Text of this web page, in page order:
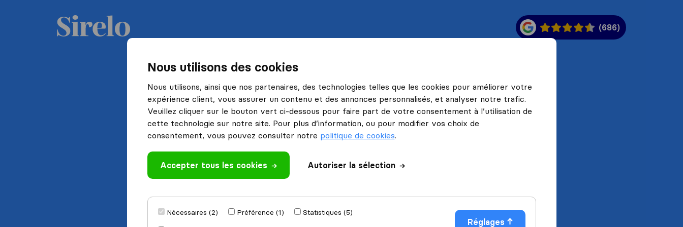
Nous utilisons des cookies
Nous utilisons, ainsi que nos partenaires, des technologies telles que les cookies pour améliorer votre
expérience client, vous assurer un contenu et des annonces personnalisés, et analyser notre trafic.
Veuillez cliquer sur le bouton vert ci-dessous pour faire part de votre consentement à l’utilisation de
cette technologie sur notre site. Pour plus d’information, ou pour modifier vos choix de
consentement, vous pouvez consulter notre politique de cookies.
Accepter tous les cookies Autoriser la sélection
Nécessaires (2) Préférence (1)
Statistiques (5)
Réglages
(686)